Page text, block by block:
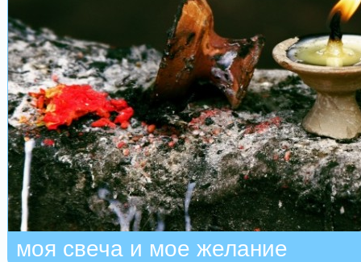
моя свеча и мое желание